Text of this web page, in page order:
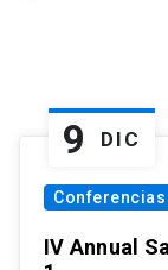
9 DIC
Conferencias
IV Annual